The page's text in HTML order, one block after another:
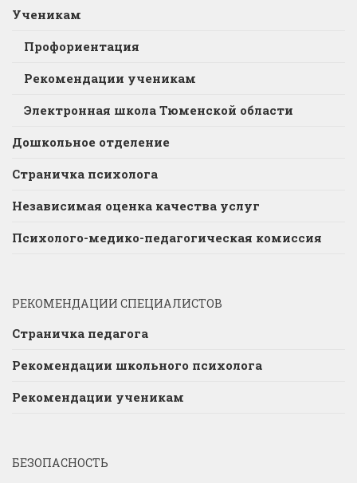
Ученикам
Профориентация
Рекомендации ученикам
Электронная школа Тюменской области
Дошкольное отделение
Страничка психолога
Независимая оценка качества услуг
Психолого-медико-педагогическая комиссия
РЕКОМЕНДАЦИИ СПЕЦИАЛИСТОВ
Страничка педагога
Рекомендации школьного психолога
Рекомендации ученикам
БЕЗОПАСНОСТЬ